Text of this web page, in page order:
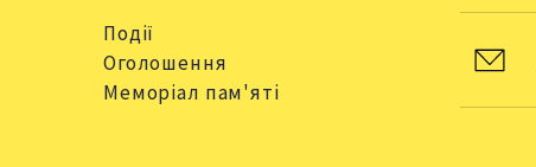
Події
Оголошення
Меморіал пам'яті